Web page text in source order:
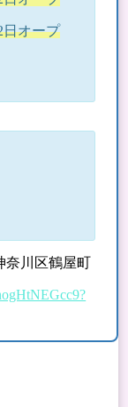
日オープ
奈川区鶴屋町